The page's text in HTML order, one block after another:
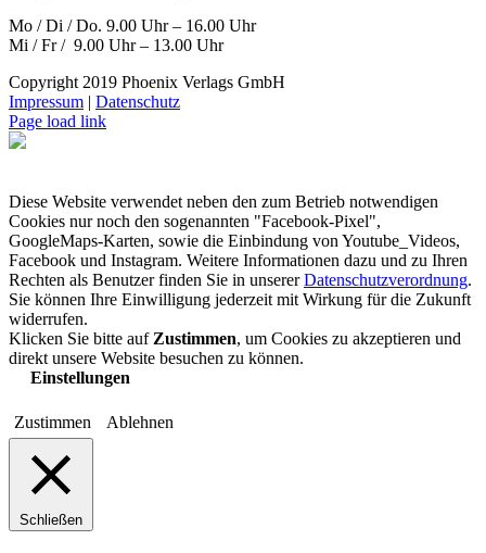
Mo / Di / Do. 9.00 Uhr – 16.00 Uhr
Mi / Fr / 9.00 Uhr – 13.00 Uhr
Copyright 2019 Phoenix Verlags GmbH
Impressum | Datenschutz
Page load link
Diese Website verwendet neben den zum Betrieb notwendigen
Cookies nur noch den sogenannten "Facebook-Pixel",
GoogleMaps-Karten, sowie die Einbindung von Youtube_Videos,
Facebook und Instagram. Weitere Informationen dazu und zu Ihren
Rechten als Benutzer finden Sie in unsererDatenschutzverordnung.
Sie können Ihre Einwilligung jederzeit mit Wirkung für die Zukunft
widerrufen.
Klicken Sie bitte auf Zustimmen, um Cookies zu akzeptieren und
direkt unsere Website besuchen zu können.
Einstellungen
Zustimmen Ablehnen
Schließen